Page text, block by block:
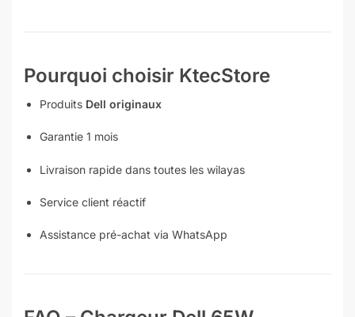
Pourquoi choisir KtecStore
Produits Dell originaux
Garantie 1 mois
Livraison rapide dans toutes les wilayas
Service client réactif
Assistance pré-achat via WhatsApp